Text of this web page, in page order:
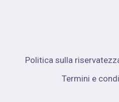
Politica sulla
Termini e